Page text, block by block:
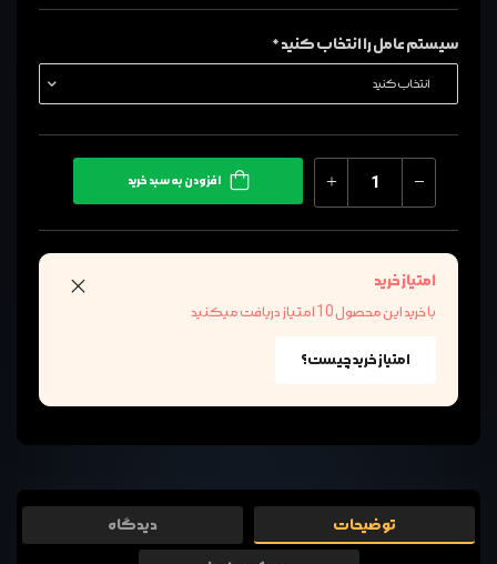
سیستم عامل را انتخاب کنید *
افزودن به سبد خرید
امتیاز خرید
با خرید این محصول 10 امتیاز دریافت میکنید
امتیاز خرید چیست؟
توضیحات دیدگاه